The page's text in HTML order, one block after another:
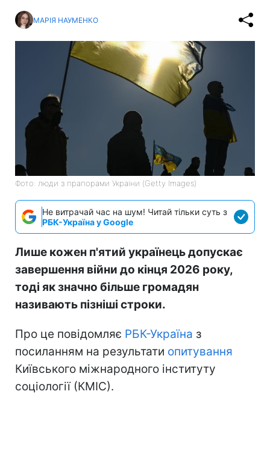
МАРІЯ НАУМЕНКО
Фото: люди з прапорами України (Getty Images)
Не витрачай час на шум! Читай тільки суть з
РБК-Україна у Google
Лише кожен п'ятий українець допускає
завершення війни до кінця 2026 року,
тоді як значно більше громадян
називають пізніші строки.
Про це повідомляє РБК-Україна з
посиланням на результати опитування
Київського міжнародного інституту
соціології (КМІС).